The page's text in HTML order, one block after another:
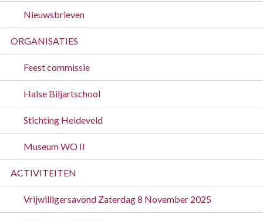
Nieuwsbrieven
ORGANISATIES
Feest commissie
Halse Biljartschool
Stichting Heideveld
Museum WO II
ACTIVITEITEN
Vrijwilligersavond Zaterdag 8 November 2025